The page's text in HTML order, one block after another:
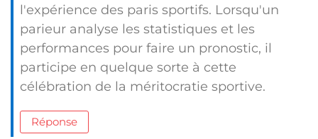
l'expérience des paris sportifs. Lorsqu'un
parieur analyse les statistiques et les
performances pour faire un pronostic, il
participe en quelque sorte à cette
célébration de la méritocratie sportive.
Réponse